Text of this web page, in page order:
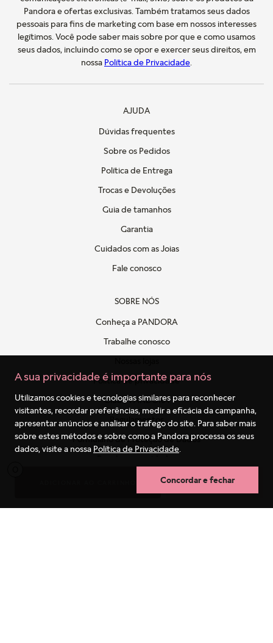
A sua privacidade é importante para nós
Utilizamos cookies e tecnologias similares para reconhecer
visitantes, recordar preferências, medir a eficácia da campanha,
apresentar anúncios e analisar o tráfego do site. Para saber mais
sobre estes métodos e sobre como a Pandora processa os seus
dados, visite a nossa Política de Privacidade
Concordar e fechar